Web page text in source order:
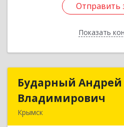
Отправить
Показать
Отправить
Назад
Бударный Андрей
Владимирович
Крымск